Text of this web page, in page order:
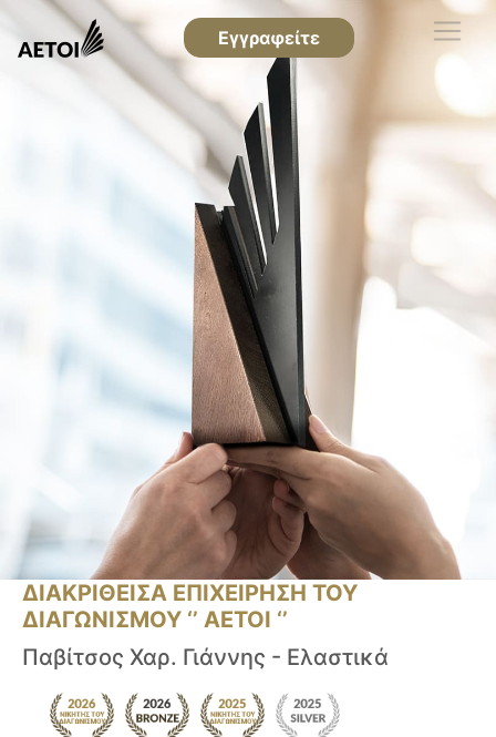
Εγγραφείτε
ΔΙΑΚΡΙΘΕΙΣΑ ΕΠΙΧΕΙΡΗΣΗ ΤΟΥ
ΔΙΑΓΩΝΙΣΜΟΥ ‘’ ΑΕΤΟΙ ‘’
Παβίτσος Χαρ. Γιάννης - Ελαστικά